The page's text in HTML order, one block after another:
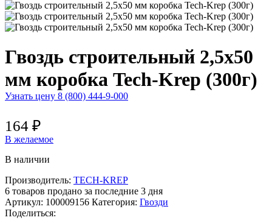
Гвоздь строительный 2,5х50
мм коробка Tech-Krep (300г)
Узнать цену 8 (800) 444-9-000
164 ₽
В желаемое
В наличии
Производитель: TECH-KREP
6 товаров продано за последние 3 дня
Артикул: 100009156 Категория: Гвозди
Поделиться: